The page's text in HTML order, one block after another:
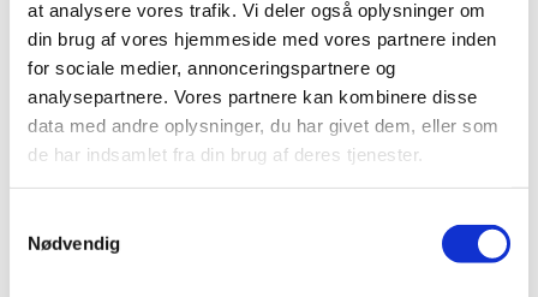
at analysere vores trafik. Vi deler også oplysninger om
din brug af vores hjemmeside med vores partnere inden
for sociale medier, annonceringspartnere og
analysepartnere. Vores partnere kan kombinere disse
data med andre oplysninger, du har givet dem, eller som
de har indsamlet fra din brug af deres tjenester.
Nødvendig
tilskud
|13. marts 2020|
Lægemiddelstyrelsen har besluttet, at Pravafenix med
indhold af pravastatin og fenofibrat ikke skal have …
Intrarosa får ikke generelt eller generelt
klausuleret tilskud
Lægemiddelstyrelsen har besluttet, at Intrarosa med